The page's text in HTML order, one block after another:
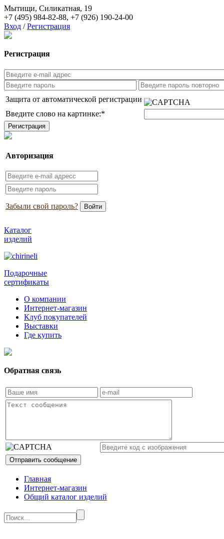
Мытищи, Силикатная, 19
+7 (495) 984-82-88, +7 (926) 190-24-00
Вход / Регистрация
Регистрация
Защита от автоматической регистрации
Введите слово на картинке:*
Авторизация
Забыли свой пароль?
Каталог
изделий
Подарочные
сертификаты
О компании
Интернет-магазин
Клуб покупателей
Выставки
Где купить
Обратная связь
Главная
Интернет-магазин
Общий каталог изделий